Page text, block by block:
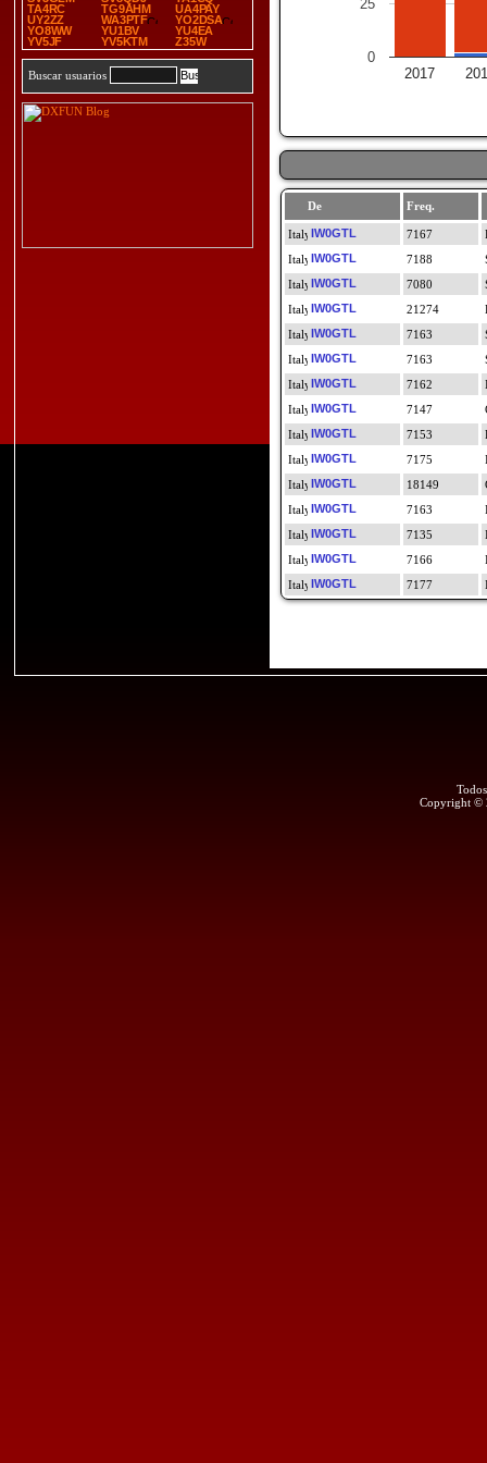
TA4RC
TG9AHM
UA4PAY
UY2ZZ
WA3PTF
YO2DSA
YO8WW
YU1BV
YU4EA
YV5JF
YV5KTM Z35W
Buscar usuarios 2017
0
25
De Freq.
IW0GTL
7167
IW0GTL
7188
IW0GTL
7080
IW0GTL
21274
IW0GTL
7163
IW0GTL
7163
IW0GTL
7162
IW0GTL
7147
IW0GTL
7153
IW0GTL
7175
IW0GTL
18149
IW0GTL
7163
IW0GTL
7135
IW0GTL
7166
IW0GTL
7177
Copyright ©